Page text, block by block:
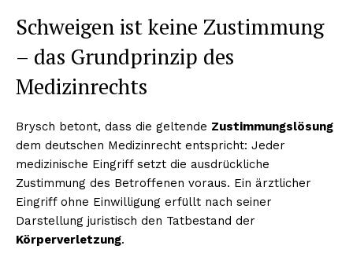
Schweigen ist keine Zustimmung
– das Grundprinzip des
Medizinrechts
Brysch betont, dass die geltende Zustimmungslösung
dem deutschen Medizinrecht entspricht: Jeder
medizinische Eingriff setzt die ausdrückliche
Zustimmung des Betroffenen voraus. Ein ärztlicher
Eingriff ohne Einwilligung erfüllt nach seiner
Darstellung juristisch den Tatbestand der
Körperverletzung.